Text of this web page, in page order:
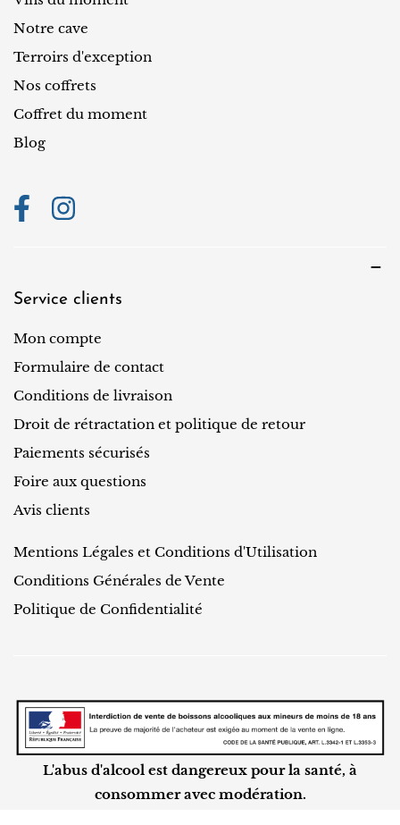
i
o
n
Notre cave
Terroirs d'exception
Nos coffrets
Coffret du moment
Blog
Service clients
Mon compte
Formulaire de contact
Conditions de livraison
Droit de rétractation et politique de retour
Paiements sécurisés
Foire aux questions
Avis clients
Mentions Légales et Conditions d'Utilisation
Conditions Générales de Vente
Politique de Confidentialité
L'abus d'alcool est dangereux pour la santé, à
consommer avec modération.